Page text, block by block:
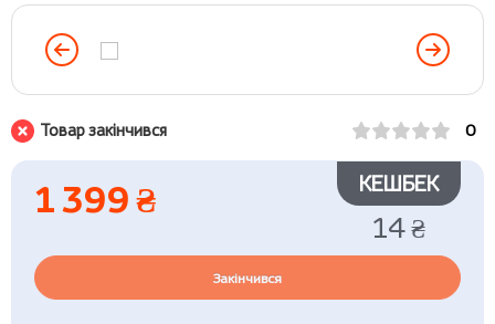
Товар закінчився 0
1 399 ₴ КЕШБЕК
14 ₴
Закінчився